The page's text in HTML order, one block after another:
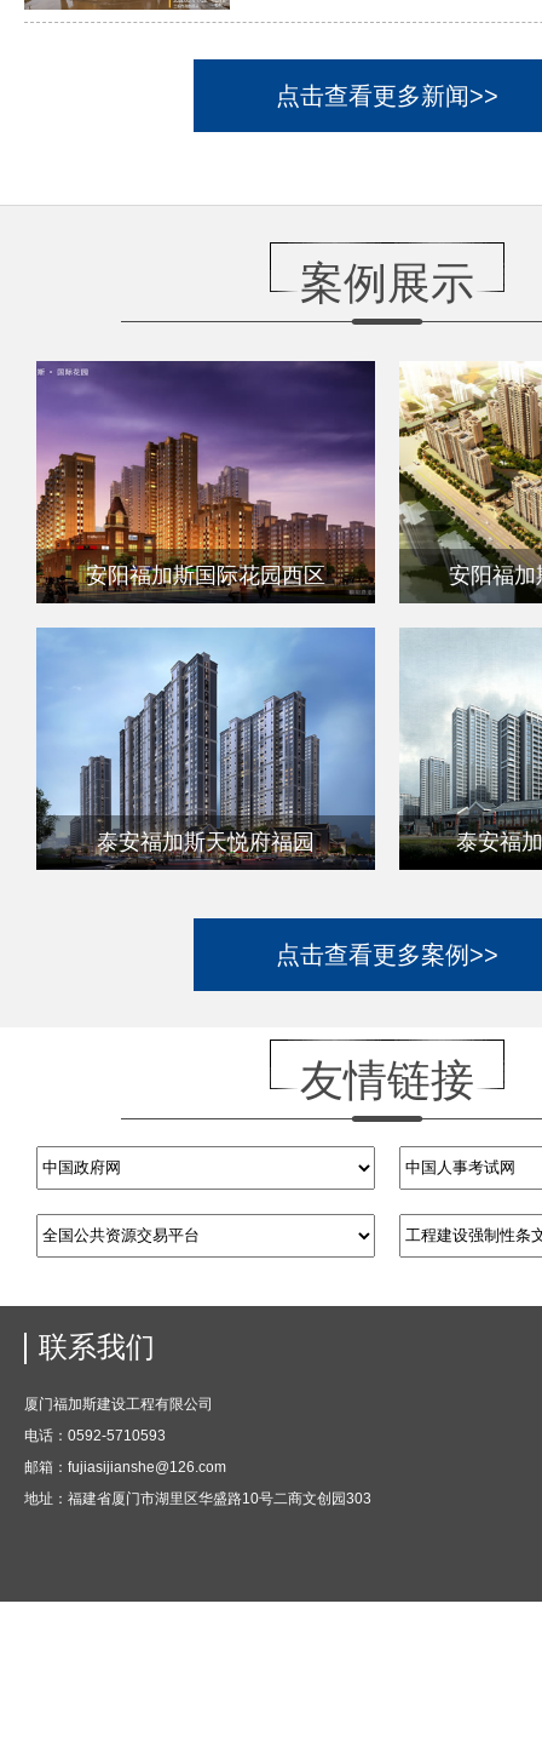
点击查看更多新闻>>
案例展示
安阳福加斯国际花园西区 安阳福加
泰安福加斯天悦府福园 泰安福
点击查看更多案例>>
友情链接
联系我们
厦门福加斯建设工程有限公司
电话：0592-5710593
邮箱：fujiasijianshe@126.com
地址： 福建省厦门市湖里区华盛路10号二商文创园303